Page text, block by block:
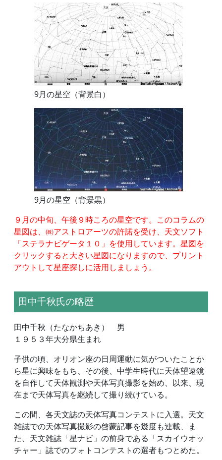
9月の星空（背景白）
9月の星空（背景黒）
９月の中旬、午後９時ころの星空です。このコラムの
星図は、㈱アストロアーツの許諾を受け、天文ソフト
「ステラナビゲータ１０」を使用しています。星図を
クリックすると大きい星図になりますので、プリント
アウトして星座探しに活用しましょう。
田中千秋氏の略歴
田中千秋（たなかちあき） 男
１９５３年大分県生まれ
子供の頃、オリオン座の日周運動に気がついたことか
ら星に興味をもち、その後、中学生時代に天体望遠鏡
を自作して天体観測や天体写真撮影を始め、以来、現
在まで天体写真を継続して撮り続けている。
この間、各天文誌の天体写真コンテストに入選。天文
雑誌での天体写真撮影の啓蒙記事を幾度も連載、ま
た、天文雑誌「星ナビ」の前身である「スカイウオッ
チャー」誌でのフォトコンテストの選者もつとめた。